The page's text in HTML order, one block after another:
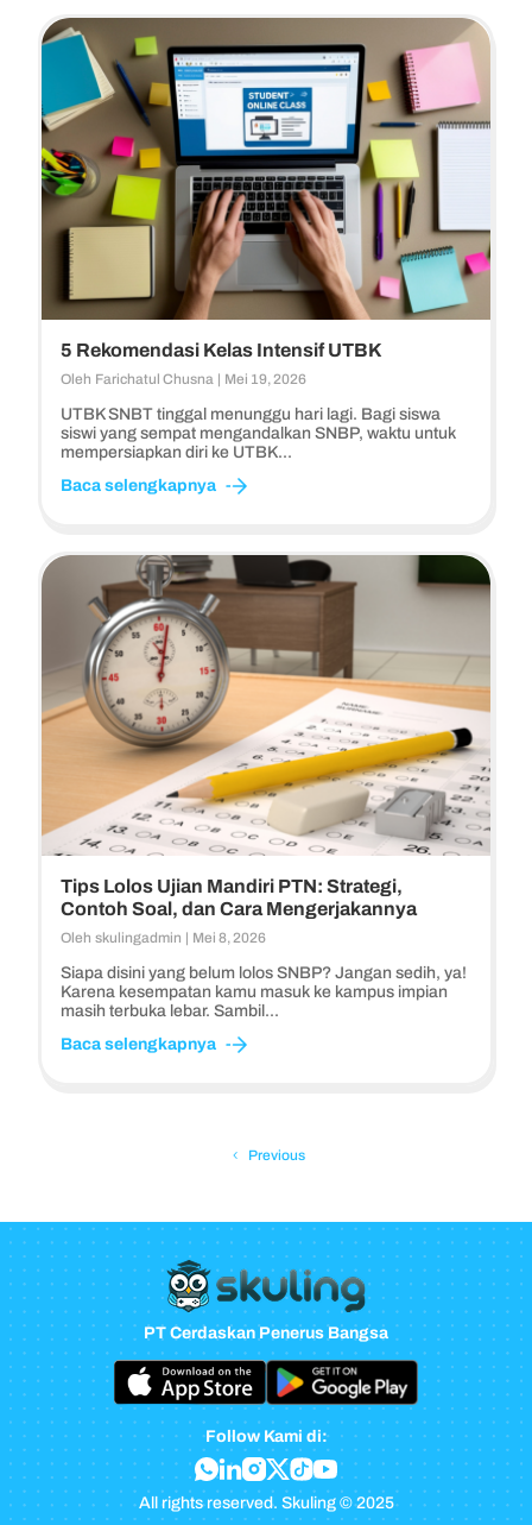
5 Rekomendasi Kelas Intensif UTBK
Oleh Farichatul Chusna | Mei 19, 2026
UTBK SNBT tinggal menunggu hari lagi. Bagi siswa
siswi yang sempat mengandalkan SNBP, waktu untuk
mempersiapkan diri ke UTBK...
Baca selengkapnya
Tips Lolos Ujian Mandiri PTN: Strategi,
Contoh Soal, dan Cara Mengerjakannya
Oleh skulingadmin | Mei 8, 2026
Siapa disini yang belum lolos SNBP? Jangan sedih, ya!
Karena kesempatan kamu masuk ke kampus impian
masih terbuka lebar. Sambil...
Baca selengkapnya
Previous
PT Cerdaskan Penerus Bangsa
Follow Kami di:
All rights reserved. Skuling © 2025